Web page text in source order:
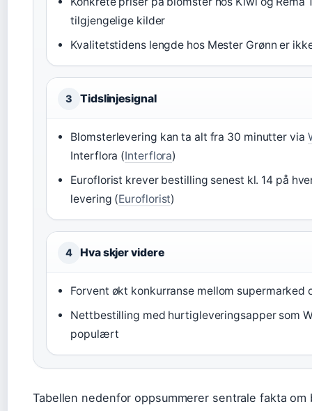
tilgjengelige kilder
Kvalitetstidens lengde hos Mester Grønn er
3 Tidslinjesignal
Blomsterlevering kan ta alt fra 30 minutter via
Interflora (Interflora)
Euroflorist krever bestilling senest kl. 14 på
levering (Euroflorist)
4 Hva skjer videre
Forvent økt konkurranse mellom supermarked
Nettbestilling med hurtigleveringsapper som
populært
Tabellen nedenfor oppsummerer sentrale fakta